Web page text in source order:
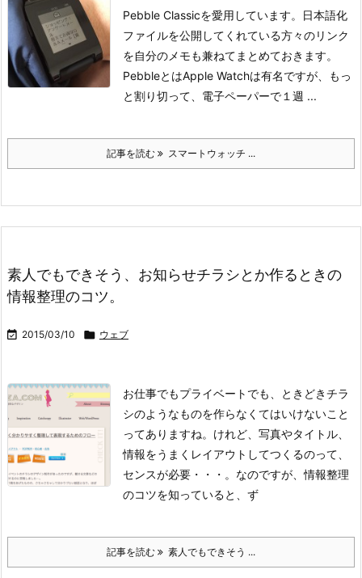
Pebble Classicを愛用しています。日本語化
ファイルを公開してくれている方々のリンク
を自分のメモも兼ねてまとめておきます。
PebbleとはApple Watchは有名ですが、もっ
と割り切って、電子ペーパーで１週 ...
記事を読む スマートウォッチ ...
素人でもできそう、お知らせチラシとか作るときの
情報整理のコツ。
 2015/03/10  ウェブ
お仕事でもプライベートでも、ときどきチラ
シのようなものを作らなくてはいけないこと
ってありますね。けれど、写真やタイトル、
情報をうまくレイアウトしてつくるのって、
センスが必要・・・。なのですが、情報整理
のコツを知っていると、ず
記事を読む 素人でもできそう ...